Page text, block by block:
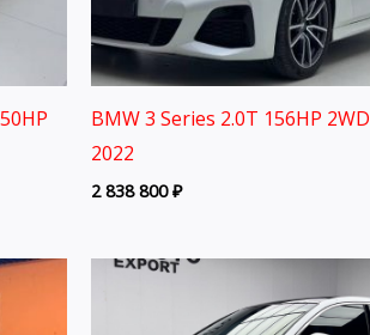
BMW 3 Series 2.0T 156HP 2WD
2022
2 838 800₽